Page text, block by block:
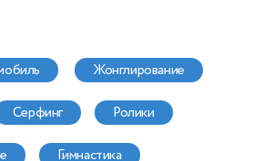
жонглирование
серфинг ролики
гимнастика